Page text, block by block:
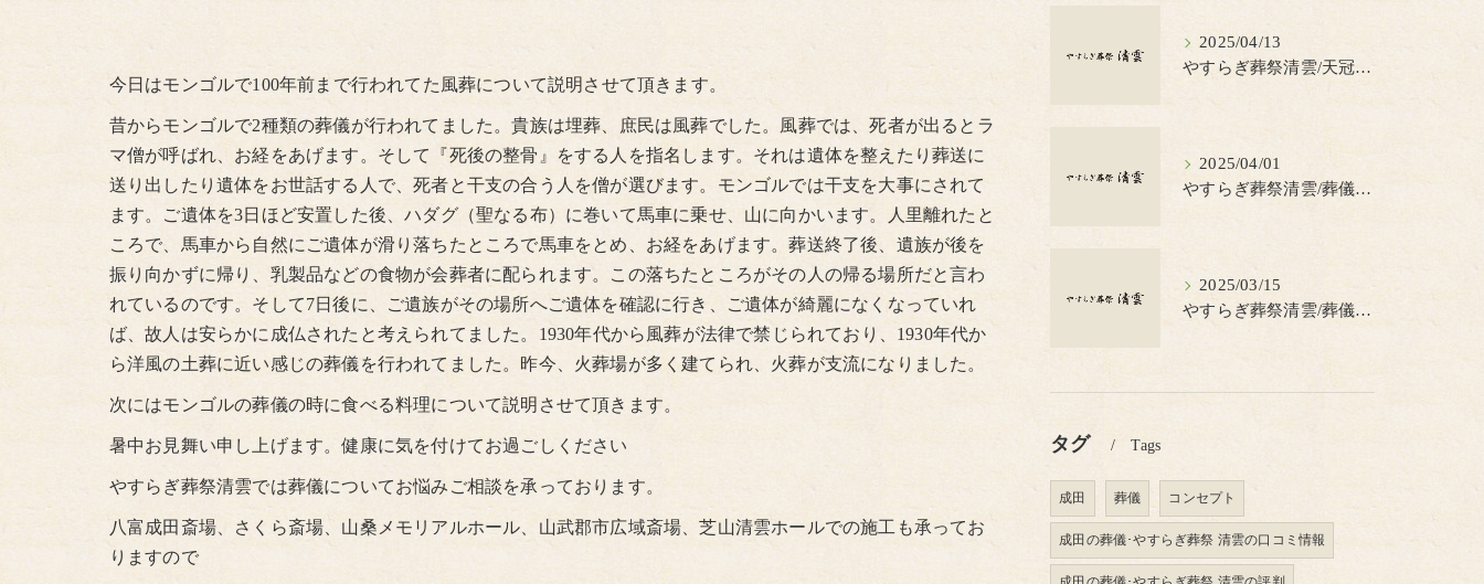
今日はモンゴルで100年前まで行われてた風葬について説明させて頂きます。
昔からモンゴルで2種類の葬儀が行われてました。貴族は埋葬、庶民は風葬でした。風葬では、死者が出るとラ
マ僧が呼ばれ、お経をあげます。そして『死後の整骨』をする人を指名します。それは遺体を整えたり葬送に
送り出したり遺体をお世話する人で、死者と干支の合う人を僧が選びます。モンゴルでは干支を大事にされて
ます。ご遺体を3日ほど安置した後、ハダグ（聖なる布）に巻いて馬車に乗せ、山に向かいます。人里離れたと
ころで、馬車から自然にご遺体が滑り落ちたところで馬車をとめ、お経をあげます。葬送終了後、遺族が後を
振り向かずに帰り、乳製品などの食物が会葬者に配られます。この落ちたところがその人の帰る場所だと言わ
れているのです。そして7日後に、ご遺族がその場所へご遺体を確認に行き、ご遺体が綺麗になくなっていれ
ば、故人は安らかに成仏されたと考えられてました。1930年代から風葬が法律で禁じられており、1930年代か
ら洋風の土葬に近い感じの葬儀を行われてました。昨今、火葬場が多く建てられ、火葬が支流になりました。
次にはモンゴルの葬儀の時に食べる料理について説明させて頂きます。
暑中お見舞い申し上げます。健康に気を付けてお過ごしください
やすらぎ葬祭清雲では葬儀についてお悩みご相談を承っております。
八富成田斎場、さくら斎場、山桑メモリアルホール、山武郡市広域斎場、芝山清雲ホールでの施工も承ってお
りますので
2025/04/13
やすらぎ葬祭清雲/天冠（てんかん）とは？
2025/04/01
やすらぎ葬祭清雲/葬儀の見積書について知っておきたいポイント
2025/03/15
やすらぎ葬祭清雲/葬儀で蝋燭を使う理由とは
タグ Tags
成田 葬儀 コンセプト
成田の葬儀･やすらぎ葬祭 清雲の口コミ情報